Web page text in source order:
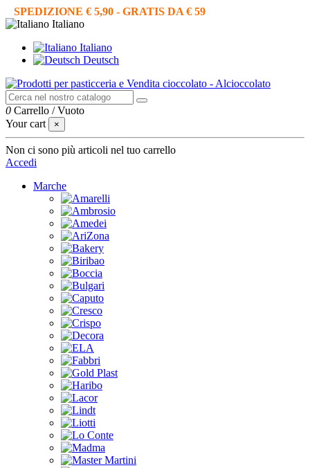
SPEDIZIONE € 5,90 - GRATIS DA € 59
Italiano
Italiano
Deutsch
0 Carrello /Vuoto
Your cart
×
Non ci sono più articoli nel tuo carrello
Accedi
Marche